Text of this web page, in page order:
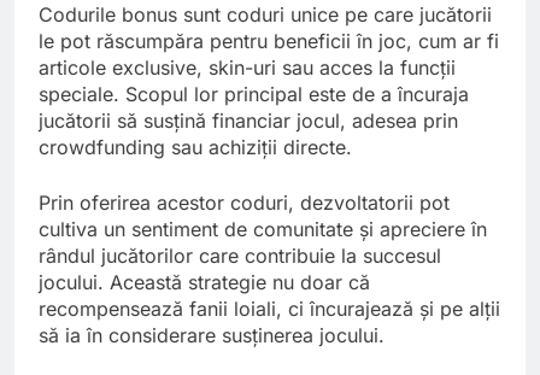
Codurile bonus sunt coduri unice pe care jucătorii
le pot răscumpăra pentru beneficii în joc, cum ar fi
articole exclusive, skin-uri sau acces la funcții
speciale. Scopul lor principal este de a încuraja
jucătorii să susțină financiar jocul, adesea prin
crowdfunding sau achiziții directe.
Prin oferirea acestor coduri, dezvoltatorii pot
cultiva un sentiment de comunitate și apreciere în
rândul jucătorilor care contribuie la succesul
jocului. Această strategie nu doar că
recompensează fanii loiali, ci încurajează și pe alții
să ia în considerare susținerea jocului.